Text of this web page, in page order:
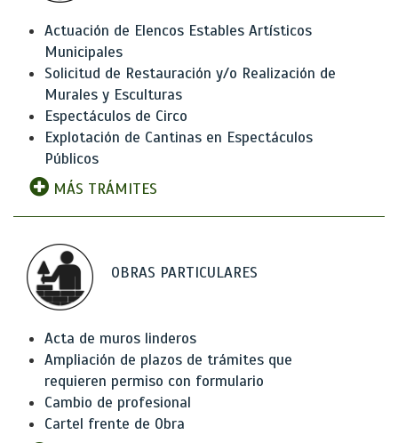
Actuación de Elencos Estables Artísticos
Municipales
Solicitud de Restauración y/o Realización de
Murales y Esculturas
Espectáculos de Circo
Explotación de Cantinas en Espectáculos
Públicos
MÁS TRÁMITES
OBRAS PARTICULARES
Acta de muros linderos
Ampliación de plazos de trámites que
requieren permiso con formulario
Cambio de profesional
Cartel frente de Obra